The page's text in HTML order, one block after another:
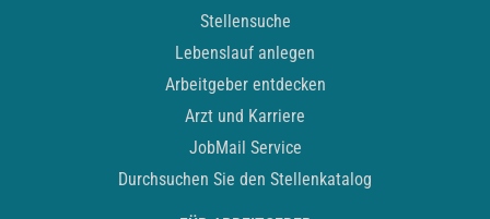
Stellensuche
Lebenslauf anlegen
Arbeitgeber entdecken
Arzt und Karriere
JobMail Service
Durchsuchen Sie den Stellenkatalog